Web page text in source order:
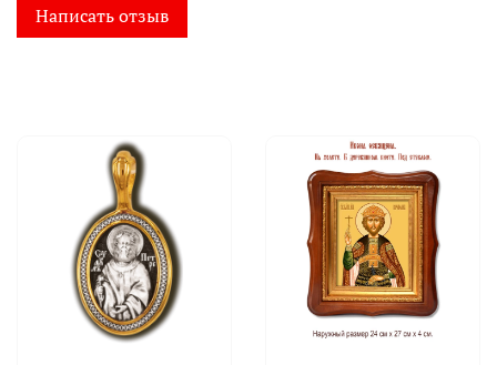
Написать отзыв